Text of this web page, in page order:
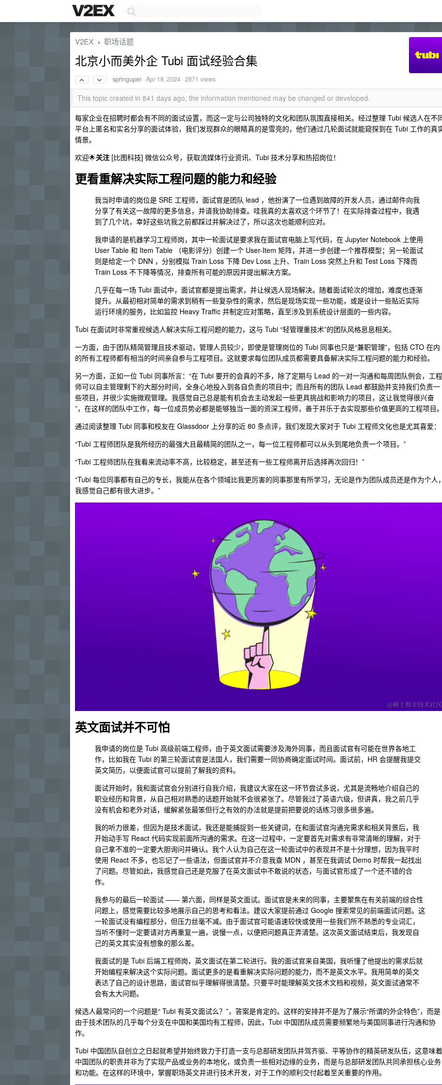
V2EX › 职场话题
北京小而美外企 Tubi 面试经验合集
springuper ·Apr 18, 2024 · 2871 views
This topic created in 841 days ago, the information mentioned may be changed or developed.
每家企业在招聘时都会有不同的面试设置，而这一定与公司独特的文化和团队氛围直接相关。经过整理 Tubi 候选人在不
平台上匿名和实名分享的面试体验，我们发现群众的眼睛真的是雪亮的，他们通过几轮面试就能窥探到在 Tubi 工作的真
情景。
欢迎🌟关注 [比图科技] 微信公众号，获取流媒体行业资讯、Tubi 技术分享和热招岗位！
更看重解决实际工程问题的能力和经验
我当时申请的岗位是 SRE 工程师，面试官是团队 lead ，他扮演了一位遇到故障的开发人员，通过邮件向我
分享了有关这一故障的更多信息，并请我协助排查。哇我真的太喜欢这个环节了！在实际排查过程中，我遇
到了几个坑，幸好这些坑我之前都踩过并解决过了，所以这次也能顺利应对。
我申请的是机器学习工程师岗，其中一轮面试是要求我在面试官电脑上写代码，在 Jupyter Notebook 上使用
User Table 和 Item Table （电影评分）创建一个 User-Item 矩阵，并进一步创建一个推荐模型；另一轮面试
则是给定一个 DNN ，分别模拟 Train Loss 下降 Dev Loss 上升、Train Loss 突然上升和 Test Loss 下降而
Train Loss 不下降等情况，排查所有可能的原因并提出解决方案。
几乎在每一场 Tubi 面试中，面试官都是提出需求，并让候选人现场解决。随着面试轮次的增加，难度也逐渐
提升。从最初相对简单的需求到稍有一些复杂性的需求，然后是现场实现一些功能，或是设计一些贴近实际
运行环境的服务，比如监控 Heavy Traffic 并制定应对策略，直至涉及到系统设计层面的一些内容。
Tubi 在面试时非常重视候选人解决实际工程问题的能力，这与 Tubi “轻管理重技术”的团队风格息息相关。
一方面，由于团队精简管理且技术驱动，管理人员较少，即使是管理岗位的 Tubi 同事也只是“兼职管理”，包括 CTO 在内
的所有工程师都有相当的时间亲自参与工程项目。这就要求每位团队成员都需要具备解决实际工程问题的能力和经验。
另一方面，正如一位 Tubi 同事所言：“在 Tubi 要开的会真的不多，除了定期与 Lead 的一对一沟通和每周团队例会，工程
师可以自主管理剩下的大部分时间，全身心地投入到各自负责的项目中；而且所有的团队 Lead 都鼓励并支持我们负责一
些项目，并很少实施微观管理。我感觉自己总是能有机会去主动发起一些更具挑战和影响力的项目，这让我觉得很兴奋
”，在这样的团队中工作，每一位成员势必都是能够独当一面的资深工程师，善于并乐于去实现那些价值更高的工程项目
通过阅读整理 Tubi 同事和校友在 Glassdoor 上分享的近 80 条点评，我们发现大家对于 Tubi 工程师文化也是尤其喜爱：
“Tubi 工程师团队是我所经历的最强大且最精简的团队之一，每一位工程师都可以从头到尾地负责一个项目。”
“Tubi 工程师团队在我看来流动率不高，比较稳定，甚至还有一些工程师离开后选择再次回归！”
“Tubi 每位同事都有自己的专长，我能从在各个领域比我更厉害的同事那里有所学习，无论是作为团队成员还是作为个人
我感觉自己都有很大进步。”
英文面试并不可怕
我申请的岗位是 Tubi 高级前端工程师，由于英文面试需要涉及海外同事，而且面试官有可能在世界各地工
作，比如我在 Tubi 的第三轮面试官是法国人，我们需要一同协商确定面试时间。面试前，HR 会提醒我提交
英文简历，以便面试官可以提前了解我的资料。
面试开始时，我和面试官会分别进行自我介绍，我建议大家在这一环节尝试多说，尤其是流畅地介绍自己的
职业经历和背景，从自己相对熟悉的话题开始就不会很紧张了。尽管我过了英语六级，但讲真，我之前几乎
没有机会和老外对话，缓解紧张最笨但行之有效的办法就是提前把要说的话练习很多很多遍。
我的听力很差，但因为是技术面试，我还是能捕捉到一些关键词，在和面试官沟通完需求和相关背景后，我
开始动手写 React 代码实现前面所沟通的需求。在这一过程中，一定要首先对需求有非常清晰的理解，对于
自己拿不准的一定要大胆询问并确认。我个人认为自己在这一轮面试中的表现并不是十分理想，因为我平时
使用 React 不多，也忘记了一些语法，但面试官并不介意我查 MDN ，甚至在我调试 Demo 时帮我一起找出
了问题。尽管如此，我感觉自己还是克服了在英文面试中不敢说的状态，与面试官形成了一个还不错的合
作。
我参与的最后一轮面试 —— 第六面，同样是英文面试。面试官是未来的同事，主要聚焦在有关前端的综合性
问题上，感觉需要比较多地展示自己的思考和看法。建议大家提前通过 Google 搜索常见的前端面试问题。这
一轮面试没有编程部分，但压力丝毫不减。由于面试官可能语速较快或使用一些我们所不熟悉的专业词汇，
当听不懂时一定要请对方再重复一遍，说慢一点，以便把问题真正弄清楚。这次英文面试结束后，我发现自
己的英文其实没有想象的那么差。
我面试的是 Tubi 后端工程师岗，英文面试在第二轮进行。我的面试官来自美国，我听懂了他提出的需求后就
开始编程来解决这个实际问题。面试更多的是看重解决实际问题的能力，而不是英文水平。我用简单的英文
表达了自己的设计思路，面试官似乎理解得很清楚。只要平时能理解英文技术文档和视频，英文面试通常不
会有太大问题。
候选人最常问的一个问题是“ Tubi 有英文面试么？”，答案是肯定的。这样的安排并不是为了展示“所谓的外企特色”，而是
由于技术团队的几乎每个分支在中国和美国均有工程师，因此，Tubi 中国团队成员需要频繁地与美国同事进行沟通和协
作。
Tubi 中国团队自创立之日起就希望并始终致力于打造一支与总部研发团队并驾齐驱、平等协作的精英研发队伍，这意味着
中国团队的职责并非为了实现产品或业务的本地化，或负责一些相对边缘的业务，而是与总部研发团队共同承担核心业务
和功能。在这样的环境中，掌握职场英文并进行技术开发，对于工作的顺利交付起着至关重要的作用。